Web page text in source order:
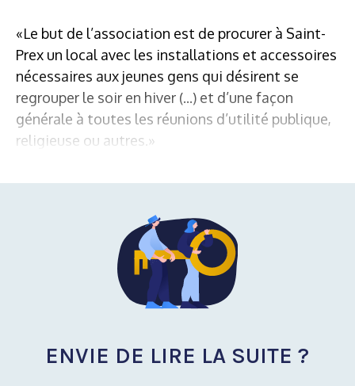
«Le but de l’association est de procurer à Saint-
Prex un local avec les installations et accessoires
nécessaires aux jeunes gens qui désirent se
regrouper le soir en hiver (...) et d’une façon
générale à toutes les réunions d’utilité publique,
religieuse ou autres.»
ENVIE DE LIRE LA SUITE ?